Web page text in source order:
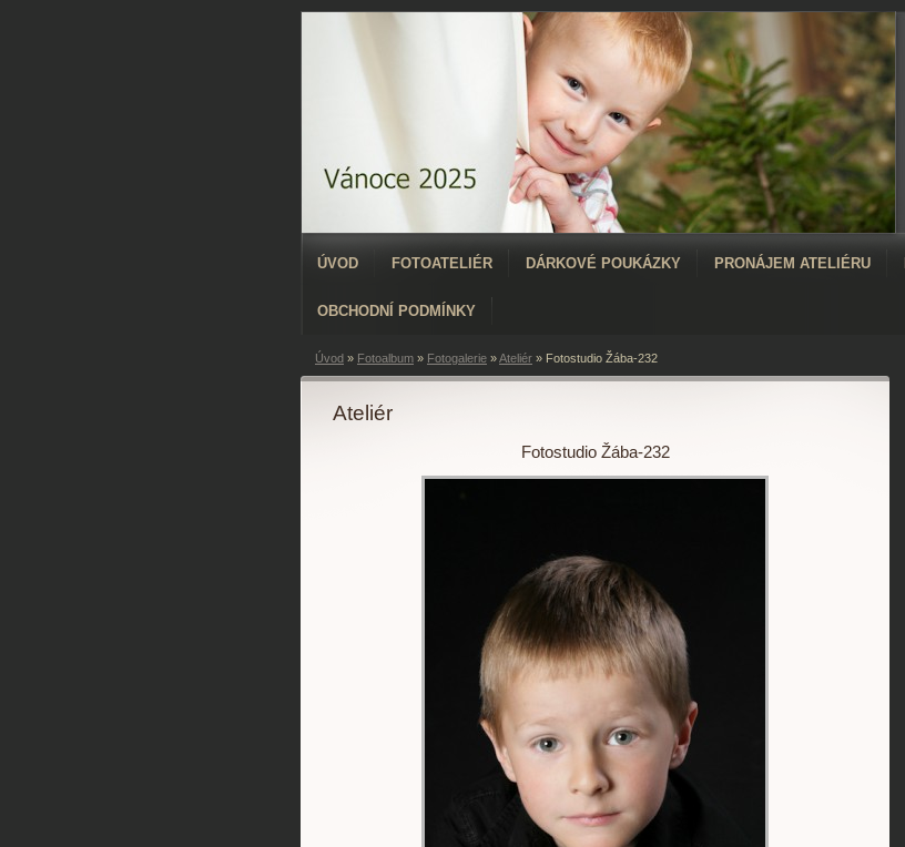
ÚVOD FOTOATELIÉR DÁRKOVÉ POUKÁZKY PRONÁJEM ATELIÉRU
OBCHODNÍ PODMÍNKY
Úvod » Fotoalbum » Fotogalerie »Ateliér » Fotostudio Žába-232
Ateliér
Fotostudio Žába-232